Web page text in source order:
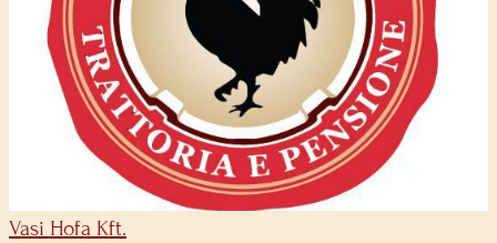
Vasi Hofa Kft.